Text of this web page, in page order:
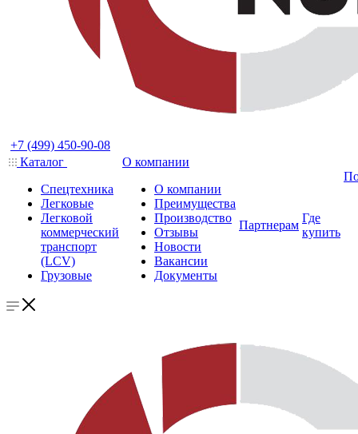
+7 (499) 450-90-08
Каталог
Спецтехника
Легковые
Легковой
коммерческий
транспорт
(LCV)
Грузовые
О компании
О компании
Преимущества
Производство
Отзывы
Новости
Вакансии
Документы
Партнерам
Где
купить